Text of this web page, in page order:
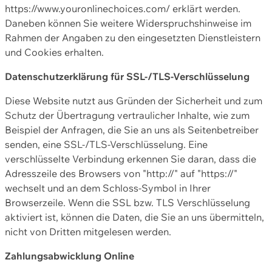
https://www.youronlinechoices.com/ erklärt werden.
Daneben können Sie weitere Widerspruchshinweise im
Rahmen der Angaben zu den eingesetzten Dienstleistern
und Cookies erhalten.
Datenschutzerklärung für SSL-/TLS-Verschlüsselung
Diese Website nutzt aus Gründen der Sicherheit und zum
Schutz der Übertragung vertraulicher Inhalte, wie zum
Beispiel der Anfragen, die Sie an uns als Seitenbetreiber
senden, eine SSL-/TLS-Verschlüsselung. Eine
verschlüsselte Verbindung erkennen Sie daran, dass die
Adresszeile des Browsers von "http://" auf "https://"
wechselt und an dem Schloss-Symbol in Ihrer
Browserzeile. Wenn die SSL bzw. TLS Verschlüsselung
aktiviert ist, können die Daten, die Sie an uns übermitteln,
nicht von Dritten mitgelesen werden.
Zahlungsabwicklung Online